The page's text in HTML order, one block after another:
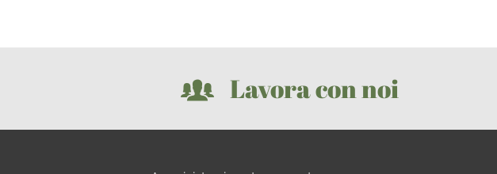
Lavora con noi